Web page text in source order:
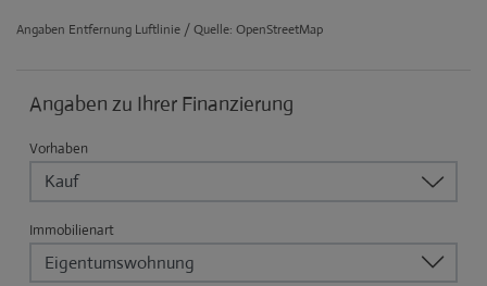
Angaben Entfernung Luftlinie / Quelle: OpenStreetMap